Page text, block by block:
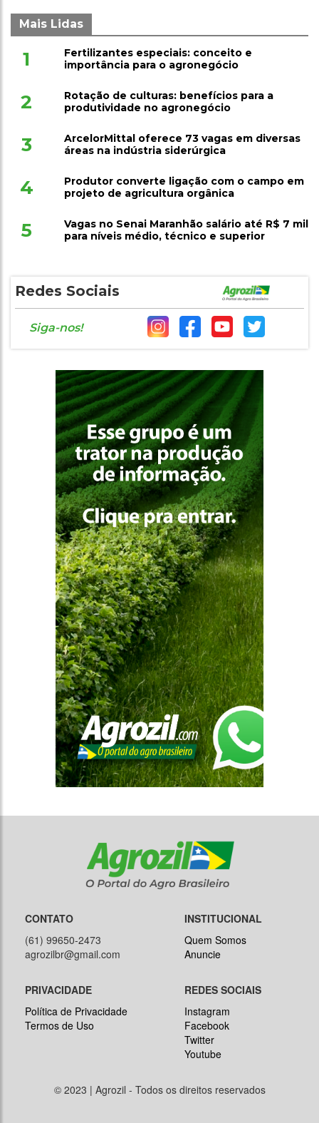
Mais Lidas
1
Fertilizantes especiais: conceito e
importância para o agronegócio
2
Rotação de culturas: benefícios para a
produtividade no agronegócio
3
ArcelorMittal oferece 73 vagas em diversas
áreas na indústria siderúrgica
4
Produtor converte ligação com o campo em
projeto de agricultura orgânica
5
Vagas no Senai Maranhão salário até R$ 7 mil
para níveis médio, técnico e superior
Redes Sociais
Siga-nos!
CONTATO
(61) 99650-2473
agrozilbr@gmail.com
INSTITUCIONAL
Quem Somos
Anuncie
PRIVACIDADE
Política de Privacidade
Termos de Uso
REDES SOCIAIS
Instagram
Facebook
Twitter
Youtube
© 2023 | Agrozil - Todos os direitos reservados